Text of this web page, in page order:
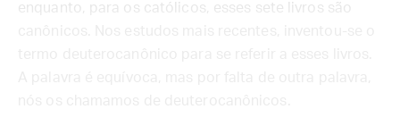
enquanto, para os católicos, esses sete livros são